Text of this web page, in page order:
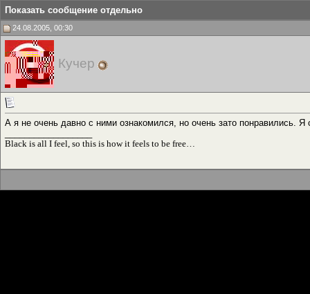
Показать сообщение отдельно
24.08.2005, 00:30
Кучер
А я не очень давно с ними ознакомился, но очень зато понравились. Я
Black is all I feel, so this is how it feels to be free…